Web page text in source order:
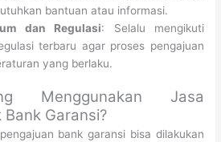
bantuan atau informasi.
dan Regulasi: Selalu mengikuti
terbaru agar proses pengajuan
yang berlaku.
Menggunakan Jasa
Garansi?
bank garansi bisa dilakukan